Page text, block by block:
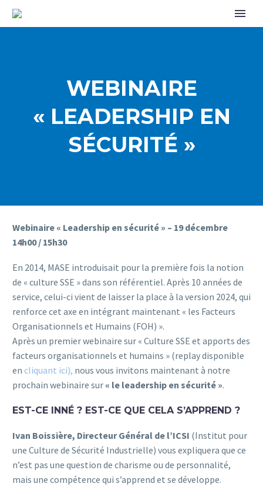
WEBINAIRE
« LEADERSHIP EN
SÉCURITÉ »
Webinaire « Leadership en sécurité » – 19 décembre
14h00 / 15h30
En 2014, MASE introduisait pour la première fois la notion
de « culture SSE » dans son référentiel. Après 10 années de
service, celui-ci vient de laisser la place à la version 2024, qui
renforce cet axe en intégrant maintenant « les Facteurs
Organisationnels et Humains (FOH) ».
Après un premier webinaire sur « Culture SSE et apports des
facteurs organisationnels et humains » (replay disponible
en cliquant ici), nous vous invitons maintenant à notre
prochain webinaire sur « le leadership en sécurité ».
EST-CE INNÉ ? EST-CE QUE CELA S’APPREND ?
Ivan Boissière, Directeur Général de l’ICSI (Institut pour
une Culture de Sécurité Industrielle) vous expliquera que ce
n’est pas une question de charisme ou de personnalité,
mais une compétence qui s’apprend et se développe.